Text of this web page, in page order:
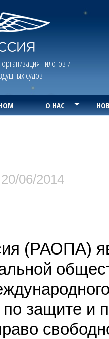
пилотов и
судов
О НАС
06/2014
(РАОПА)
защите и